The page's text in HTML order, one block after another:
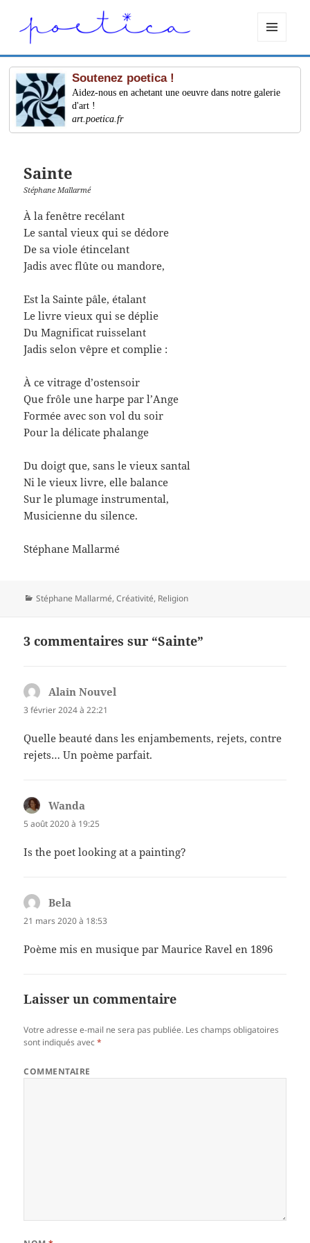
ET
WIDGETS
Soutenez poetica !
Aidez-nous en achetant une oeuvre dans notre galerie
d'art !
art.poetica.fr
Sainte
Stéphane Mallarmé
À la fenêtre recélant
Le santal vieux qui se dédore
De sa viole étincelant
Jadis avec flûte ou mandore,
Est la Sainte pâle, étalant
Le livre vieux qui se déplie
Du Magnificat ruisselant
Jadis selon vêpre et complie :
À ce vitrage d’ostensoir
Que frôle une harpe par l’Ange
Formée avec son vol du soir
Pour la délicate phalange
Du doigt que, sans le vieux santal
Ni le vieux livre, elle balance
Sur le plumage instrumental,
Musicienne du silence.
Stéphane Mallarmé
Catégories
Stéphane Mallarmé,Créativité, Religion
3 commentaires sur “Sainte”
Alain Nouvel
3 février 2024 à 22:21
Quelle beauté dans les enjambements, rejets, contre
rejets… Un poème parfait.
Wanda
5 août 2020 à 19:25
Is the poet looking at a painting?
Bela
21 mars 2020 à 18:53
Poème mis en musique par Maurice Ravel en 1896
Laisser un commentaire
Votre adresse e-mail ne sera pas publiée. Les champs obligatoires
sont indiqués avec*
COMMENTAIRE